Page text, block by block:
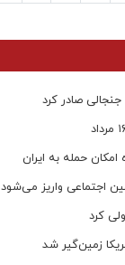
صادر کرد
امکان حمله به ایران
اجتماعی واریز می‌شود
کرد
زمین‌گیر شد